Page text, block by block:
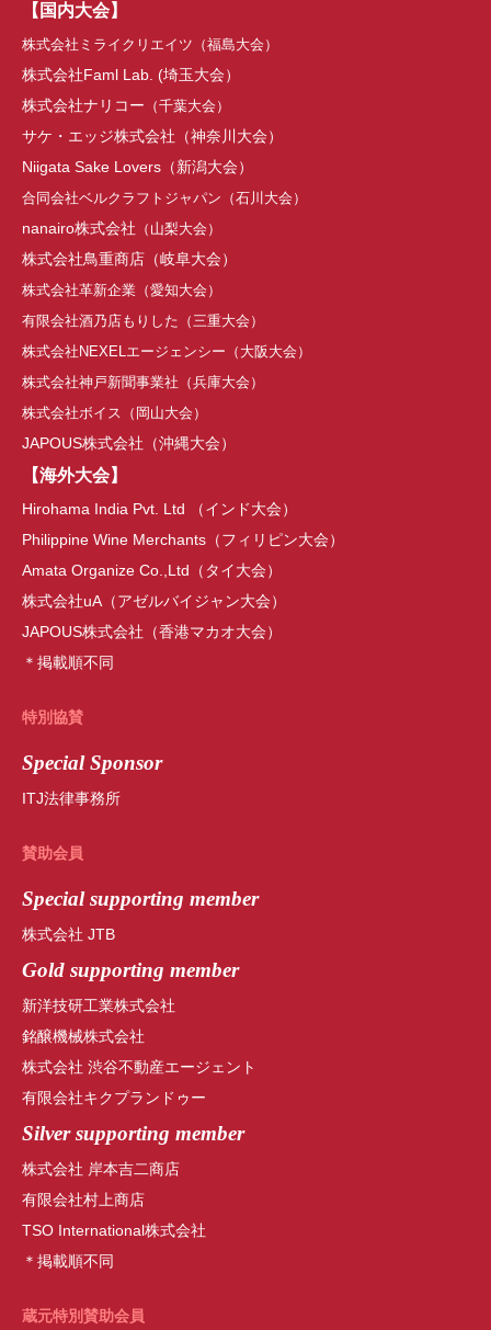
【国内大会】
株式会社ミライクリエイツ（福島大会）
株式会社Faml Lab. (埼玉大会）
株式会社ナリコー （千葉大会）
サケ・エッジ株式会社 （神奈川大会）
Niigata Sake Lovers（新潟大会）
合同会社ベルクラフトジャパン（石川大会）
nanairo株式会社 （山梨大会）
株式会社鳥重商店（岐阜大会）
株式会社革新企業（愛知大会 ）
有限会社酒乃店もりした（三重大会）
株式会社NEXELエージェンシー （ 大阪大会 ）
株式会社神戸新聞事業社（兵庫大会）
株式会社ボイス （岡山大会）
JAPOUS株式会社（沖縄大会）
【海外大会】
Hirohama India Pvt. Ltd （インド大会）
Philippine Wine Merchants（フィリピン大会）
Amata Organize Co.,Ltd（タイ大会）
株式会社uA（アゼルバイジャン大会）
JAPOUS株式会社（香港マカオ大会）
＊掲載順不同
特別協賛
Special Sponsor
ITJ法律事務所
賛助会員
Specialsupporting member
株式会社 JTB
Gold supporting member
新洋技研工業株式会社
銘醸機械株式会社
株式会社 渋谷不動産エージェント
有限会社キクプランドゥー
Silver supporting member
株式会社 岸本吉二商店
有限会社村上商店
TSO International株式会社
＊掲載順不同
蔵元特別賛助会員